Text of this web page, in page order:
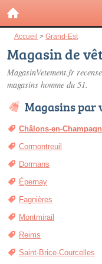
Accueil > Grand-Est
Magasin de
MagasinVetement.fr
magasins homme du 51.
Magasins par
Châlons-en-
Cormontreuil
Dormans
Épernay
Fagnières
Montmirail
Reims
Saint-Brice-Courcelles